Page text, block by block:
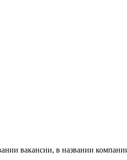
вакансии, в названии